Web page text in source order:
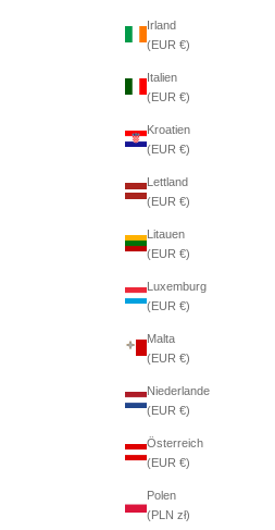
Irland
(EUR €)
Italien
(EUR €)
Kroatien
(EUR €)
Lettland
(EUR €)
Litauen
(EUR €)
Luxemburg
(EUR €)
Malta
(EUR €)
Niederlande
(EUR €)
Österreich
(EUR €)
Polen
(PLN zł)